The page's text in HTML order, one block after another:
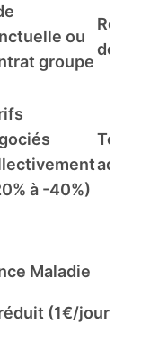
ou
groupe
de la
à -40%)
Tous
Maladie
(1€/jour